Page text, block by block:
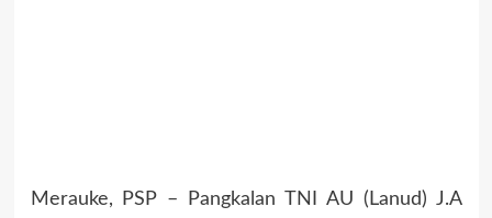
Merauke, PSP – Pangkalan TNI AU (Lanud) J.A